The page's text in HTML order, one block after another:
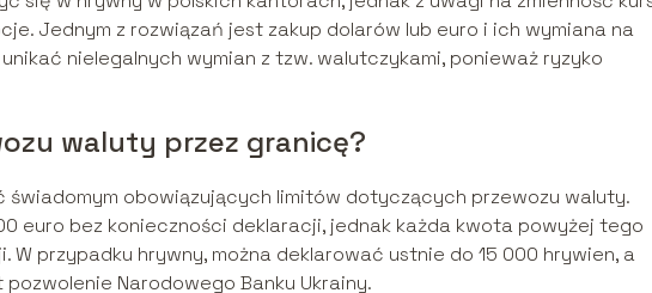
Jednym z rozwiązań jest zakup dolarów lub euro i ich wymiana na
nielegalnych wymian z tzw. walutczykami, ponieważ ryzyko
waluty przez granicę?
świadomym obowiązujących limitów dotyczących przewozu waluty.
euro bez konieczności deklaracji, jednak każda kwota powyżej tego
W przypadku hrywny, można deklarować ustnie do 15 000 hrywien, a
Narodowego Banku Ukrainy.